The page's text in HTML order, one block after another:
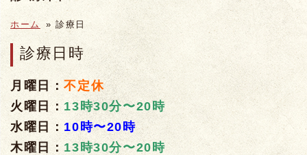
ホーム » 診療日
診療日時
月曜日：不定休
火曜日： 13時30分〜20時
水曜日： 10時〜20時
木曜日： 13時30分〜20時